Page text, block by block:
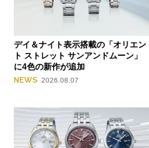
デイ＆ナイト表示搭載の「オリエン
ト ストレット サンアンドムーン」
に4色の新作が追加
NEWS 2026.08.07